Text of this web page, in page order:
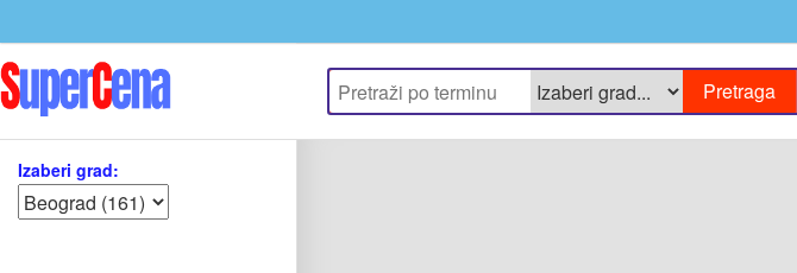
Izaberi grad: